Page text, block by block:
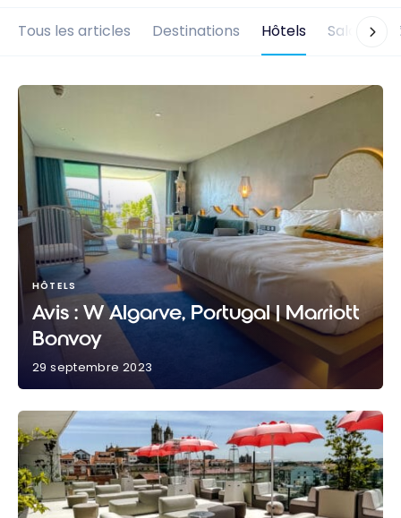
Tous les articles Destinations Hôtels Salons
HÔTELS
Avis : W Algarve, Portugal | Marriott
Bonvoy
29 septembre 2023